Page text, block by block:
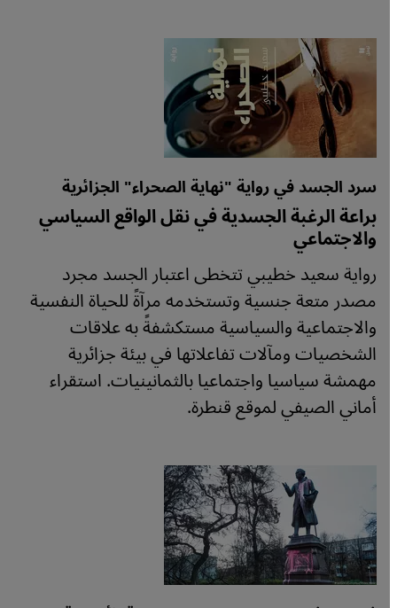
سرد الجسد في رواية "نهاية الصحراء" الجزائرية
براعة الرغبة الجسدية في نقل الواقع السياسي
والاجتماعي
رواية سعيد خطيبي تتخطى اعتبار الجسد مجرد
مصدر متعة جنسية وتستخدمه مرآةً للحياة النفسية
والاجتماعية والسياسية مستكشفةً به علاقات
الشخصيات ومآلات تفاعلاتها في بيئة جزائرية
مهمشة سياسيا واجتماعيا بالثمانينيات. استقراء
أماني الصيفي لموقع قنطرة.